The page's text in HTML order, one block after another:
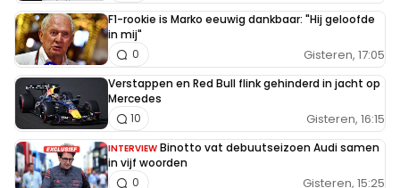
Christiaan71
PREMIUM 31 mei 2025 12:14
BOEM …. en dat was de luchtbel van de “flexwings” van
McLaren. Maanden lang werden aan het lijntje gehouden
van dat Spanje een breekpunt zou worden. McLaren heeft
het dus gewoon goed voor elkaar en gaan onderling
F1-rookie is Marko eeuwig dankbaar: "Hij geloofde
in mij"
Gisteren, 17:05
0
Verstappen en Red Bull flink gehinderd in jacht op
Mercedes
Gisteren, 16:15
10
INTERVIEW Binotto vat debuutseizoen Audi samen
in vijf woorden
Gisteren, 15:25
0